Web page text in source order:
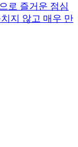
로 즐거운 점심
지 않고 매우 만